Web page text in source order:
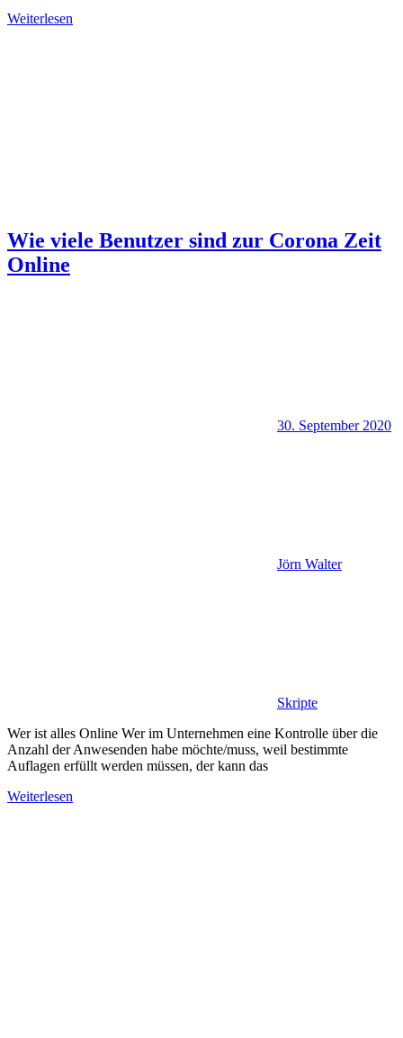
Weiterlesen
Wie viele Benutzer sind zur Corona Zeit
Online
30. September 2020
Jörn Walter
Skripte
Wer ist alles Online Wer im Unternehmen eine Kontrolle über die
Anzahl der Anwesenden habe möchte/muss, weil bestimmte
Auflagen erfüllt werden müssen, der kann das
Weiterlesen